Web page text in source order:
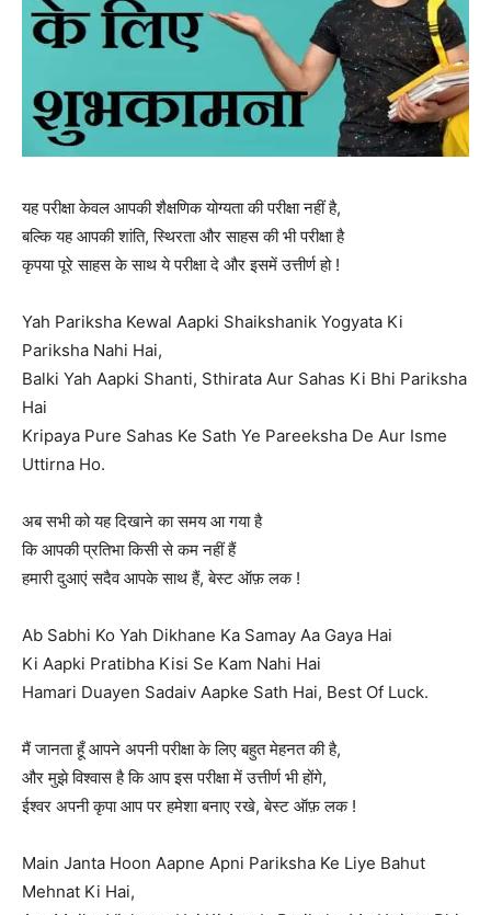
यह परीक्षा केवल आपकी शैक्षणिक योग्यता की परीक्षा नहीं है,
बल्कि यह आपकी शांति, स्थिरता और साहस की भी परीक्षा है
कृपया पूरे साहस के साथ ये परीक्षा दे और इसमें उत्तीर्ण हो !
Yah Pariksha Kewal Aapki Shaikshanik Yogyata Ki
Pariksha Nahi Hai,
Balki Yah Aapki Shanti, Sthirata Aur Sahas Ki Bhi Pariksha
Hai
Kripaya Pure Sahas Ke Sath Ye Pareeksha De Aur Isme
Uttirna Ho.
अब सभी को यह दिखाने का समय आ गया है
कि आपकी प्रतिभा किसी से कम नहीं हैं
हमारी दुआएं सदैव आपके साथ हैं, बेस्ट ऑफ़ लक !
Ab Sabhi Ko Yah Dikhane Ka Samay Aa Gaya Hai
Ki Aapki Pratibha Kisi Se Kam Nahi Hai
Hamari Duayen Sadaiv Aapke Sath Hai, Best Of Luck.
मैं जानता हूँ आपने अपनी परीक्षा के लिए बहुत मेहनत की है,
और मुझे विश्वास है कि आप इस परीक्षा में उत्तीर्ण भी होंगे,
ईश्वर अपनी कृपा आप पर हमेशा बनाए रखे, बेस्ट ऑफ़ लक !
Main Janta Hoon Aapne Apni Pariksha Ke Liye Bahut
Mehnat Ki Hai,